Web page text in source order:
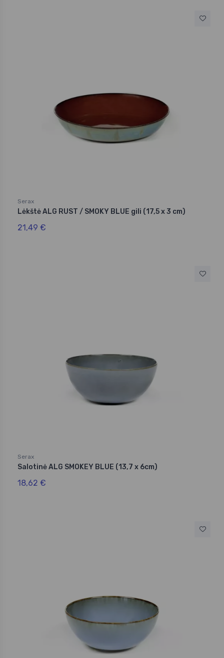
Serax
Lėkštė ALG RUST / SMOKY BLUE gili (17,5 x 3 cm)
21,49 €
Serax
Salotinė ALG SMOKEY BLUE (13,7 x 6cm)
18,62 €